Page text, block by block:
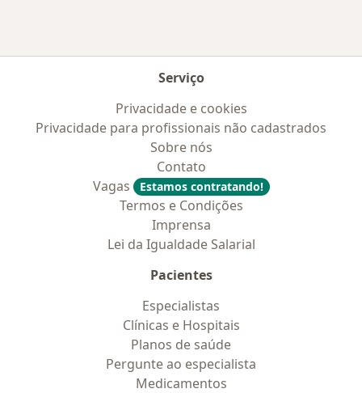
Serviço
Privacidade e cookies
Privacidade para profissionais não cadastrados
Sobre nós
Contato
Vagas
Estamos contratando!
Termos e Condições
Imprensa
Lei da Igualdade Salarial
Pacientes
Especialistas
Clínicas e Hospitais
Planos de saúde
Pergunte ao especialista
Medicamentos